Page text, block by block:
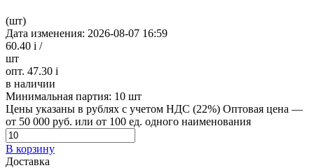
(шт)
Дата изменения: 2026-08-07 16:59
60.40 i /
шт
опт. 47.30 i
в наличии
Минимальная партия: 10 шт
Цены указаны в рублях с учетом НДС (22%) Оптовая цена —
от 50 000 руб. или от 100 ед. одного наименования
В корзину
Доставка